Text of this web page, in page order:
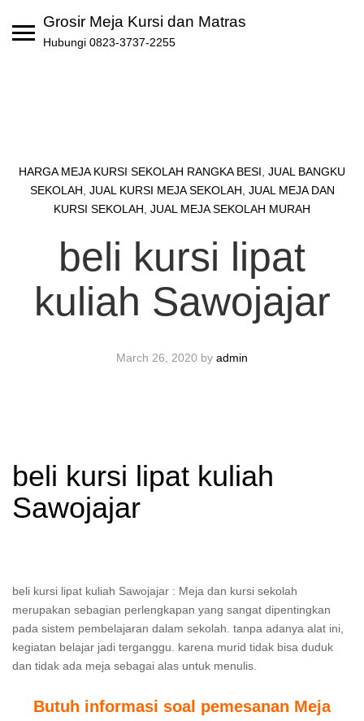
Grosir Meja Kursi dan Matras
Hubungi 0823-3737-2255
HARGA MEJA KURSI SEKOLAH RANGKA BESI JUAL BANGKU
SEKOLAH JUAL KURSI MEJA SEKOLAH JUAL MEJA DAN
KURSI SEKOLAH JUAL MEJA SEKOLAH MURAH
beli kursi lipat
kuliah Sawojajar
March 26, 2020 by admin
beli kursi lipat kuliah
Sawojajar
beli kursi lipat kuliah Sawojajar : Meja dan kursi sekolah
merupakan sebagian perlengkapan yang sangat dipentingkan
pada sistem pembelajaran dalam sekolah. tanpa adanya alat ini,
kegiatan belajar jadi terganggu. karena murid tidak bisa duduk
dan tidak ada meja sebagai alas untuk menulis.
Butuh informasi soal pemesanan Meja